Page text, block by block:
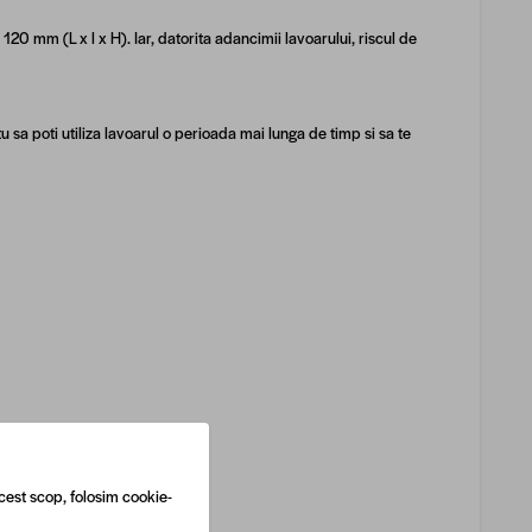
mm (L x l x H). Iar, datorita adancimii lavoarului, riscul de
poti utiliza lavoarul o perioada mai lunga de timp si sa te
scop, folosim cookie-